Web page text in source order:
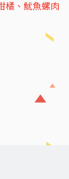
、魷魚螺肉